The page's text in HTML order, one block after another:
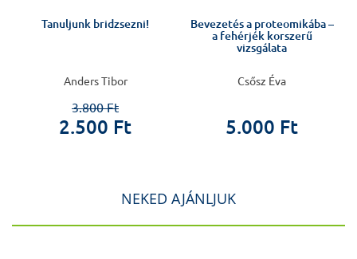
Tanuljunk bridzsezni!
Anders Tibor
3.800 Ft
2.500 Ft
Bevezetés a proteomikába –
a fehérjék korszerű
vizsgálata
Csősz Éva
5.000 Ft
NEKED AJÁNLJUK